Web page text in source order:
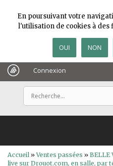
Connexion
Accueil»Ventes passées » BELLE
live sur Drouot.com, en salle, par
En poursuivant votre
l'utilisation de cookies à des
OUI NON